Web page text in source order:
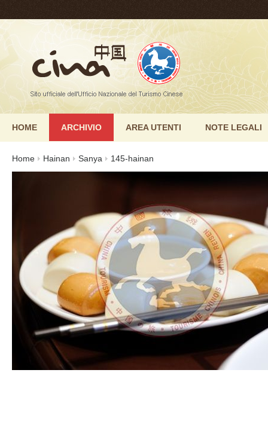
HOME ARCHIVIO AREA UTENTI NOTE LEGALI
Home Hainan Sanya 145-hainan